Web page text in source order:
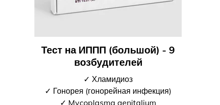
Тест на ИППП (большой) - 9
возбудителей
✓ Хламидиоз
✓ Гонорея (гонорейная инфекция)
✓ Mycoplasma genitalium